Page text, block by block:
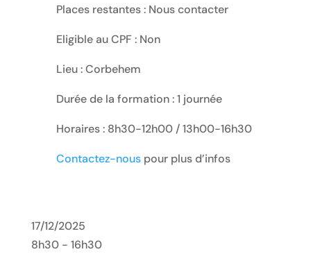
Places restantes : Nous contacter
Eligible au CPF : Non
Lieu : Corbehem
Durée de la formation : 1 journée
Horaires : 8h30-12h00 / 13h00-16h30
Contactez-nouspour plus d’infos
17/12/2025
8h30 - 16h30